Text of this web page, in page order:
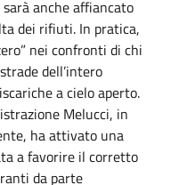
anche affiancato
dei rifiuti. In pratica,
nei confronti di chi
dell’intero
a cielo aperto.
Melucci, in
ha attivato una
a favorire il corretto
da parte